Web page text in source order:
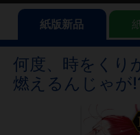
紙版新品
何度、時をくり
燃えるんじゃが